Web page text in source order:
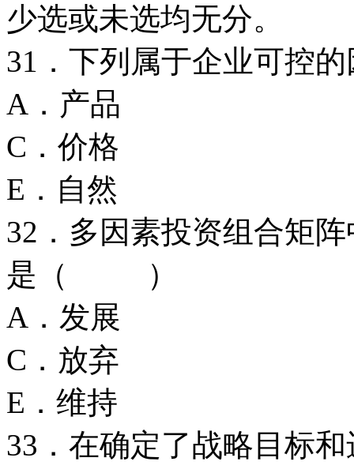
少选或未选均无分。
31．下列属于企业可
A．产品
C．价格
E．自然
32．多因素投资组合矩
是（ ）
A．发展
C．放弃
E．维持
33．在确定了战略目标